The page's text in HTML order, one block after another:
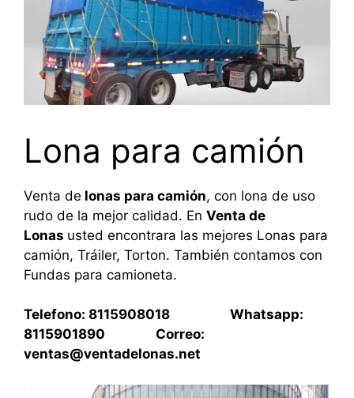
Lona para camión
Venta de lonas para camión, con lona de uso
rudo de la mejor calidad. En Venta de
Lonas usted encontrara las mejores Lonas para
camión, Tráiler, Torton. También contamos con
Fundas para camioneta.
Telefono: 8115908018 Whatsapp:
8115901890 Correo:
ventas@ventadelonas.net